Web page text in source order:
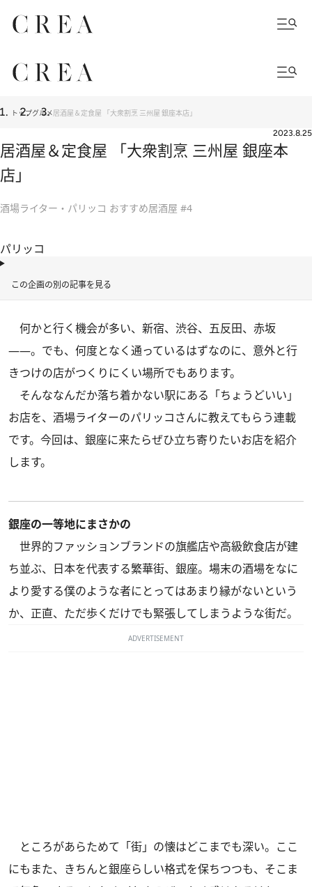
トップグルメ居酒屋＆定食屋 「大衆割烹 三州屋 銀座本店」
2023.8.25
居酒屋＆定食屋 「大衆割烹 三州屋 銀座本
店」
酒場ライター・パリッコ おすすめ居酒屋 #4
パリッコ
この企画の別の記事を見る
何かと行く機会が多い、新宿、渋谷、五反田、赤坂
――。でも、何度となく通っているはずなのに、意外と行
きつけの店がつくりにくい場所でもあります。
そんななんだか落ち着かない駅にある「ちょうどいい」
お店を、酒場ライターのパリッコさんに教えてもらう連載
です。今回は、銀座に来たらぜひ立ち寄りたいお店を紹介
します。
銀座の一等地にまさかの
世界的ファッションブランドの旗艦店や高級飲食店が建
ち並ぶ、日本を代表する繁華街、銀座。場末の酒場をなに
より愛する僕のような者にとってはあまり縁がないという
か、正直、ただ歩くだけでも緊張してしまうような街だ。
ADVERTISEMENT
ところがあらためて「街」の懐はどこまでも深い。ここ
にもまた、きちんと銀座らしい格式を保ちつつも、そこま